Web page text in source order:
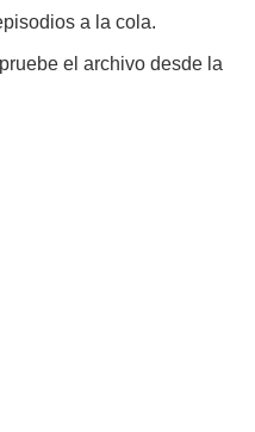
a la cola.
el archivo desde la